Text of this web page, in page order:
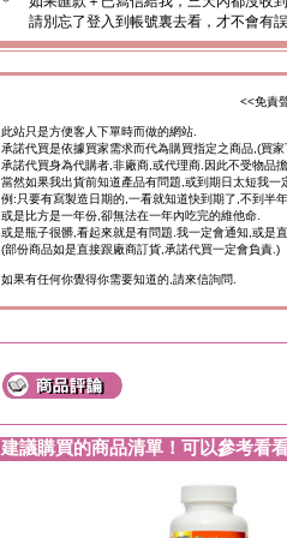
請別忘了登入到帳號裏去看，才不會有誤
<<免責
此站只是方便客人下單時而做的網站.
承諾代買是依據買家需求而代為購買指定之商品,(買
承諾代買身為代購者,非廠商,或代理商.因此不受物品
當然如果我出貨前知道產品有問題,或到期日太短我一
例:只要有寫製造日期的,一看就知道快到期了,不到半年
或是比方是一年份,卻無法在一年內吃完的維他命.
或是瓶子很髒,看起來就是有問題.我一定會通知,或是
(部份商品如是直接跟廠商訂貨,承諾代買一定會負責.)
如果有任何你覺得你需要知道的,請來信詢問.
建議購買的商品清單！可以參考看